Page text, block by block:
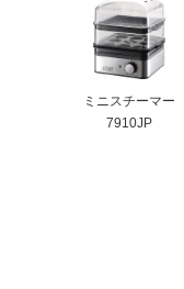
ミニスチーマー
7910JP